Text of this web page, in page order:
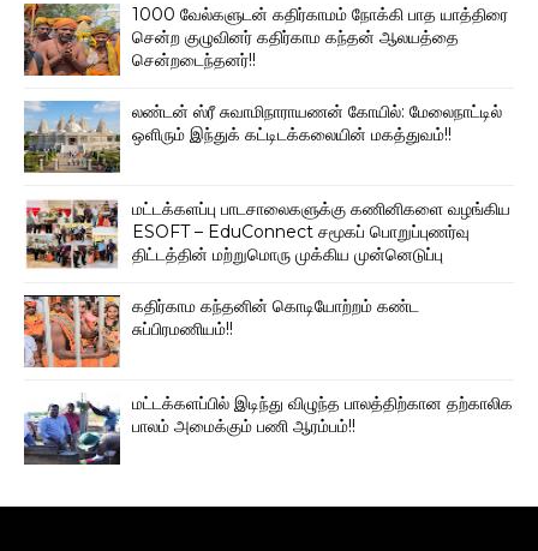
1000 வேல்களுடன் கதிர்காமம் நோக்கி பாத யாத்திரை
சென்ற குழுவினர் கதிர்காம கந்தன் ஆலயத்தை
சென்றடைந்தனர்!!
லண்டன் ஸ்ரீ சுவாமிநாராயணன் கோயில்: மேலைநாட்டில்
ஒளிரும் இந்துக் கட்டிடக்கலையின் மகத்துவம்!!
மட்டக்களப்பு பாடசாலைகளுக்கு கணினிகளை வழங்கிய
ESOFT – EduConnect சமூகப் பொறுப்புணர்வு
திட்டத்தின் மற்றுமொரு முக்கிய முன்னெடுப்பு
கதிர்காம கந்தனின் கொடியோற்றம் கண்ட
சுப்பிரமணியம்!!
மட்டக்களப்பில் இடிந்து விழுந்த பாலத்திற்கான தற்காலிக
பாலம் அமைக்கும் பணி ஆரம்பம்!!